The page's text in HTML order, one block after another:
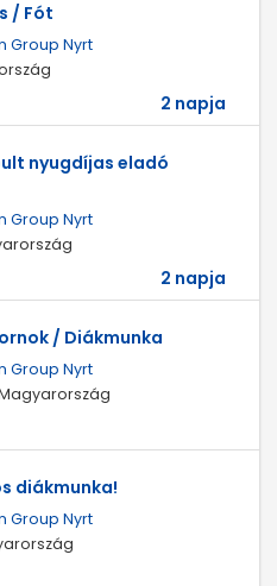
/ Fót
Group Nyrt
2 napja
nyugdíjas eladó
Group Nyrt
2 napja
/ Diákmunka
Group Nyrt
diákmunka!
Group Nyrt